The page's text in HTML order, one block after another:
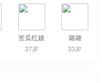
苦瓜红娘
37岁
璐璐
33岁